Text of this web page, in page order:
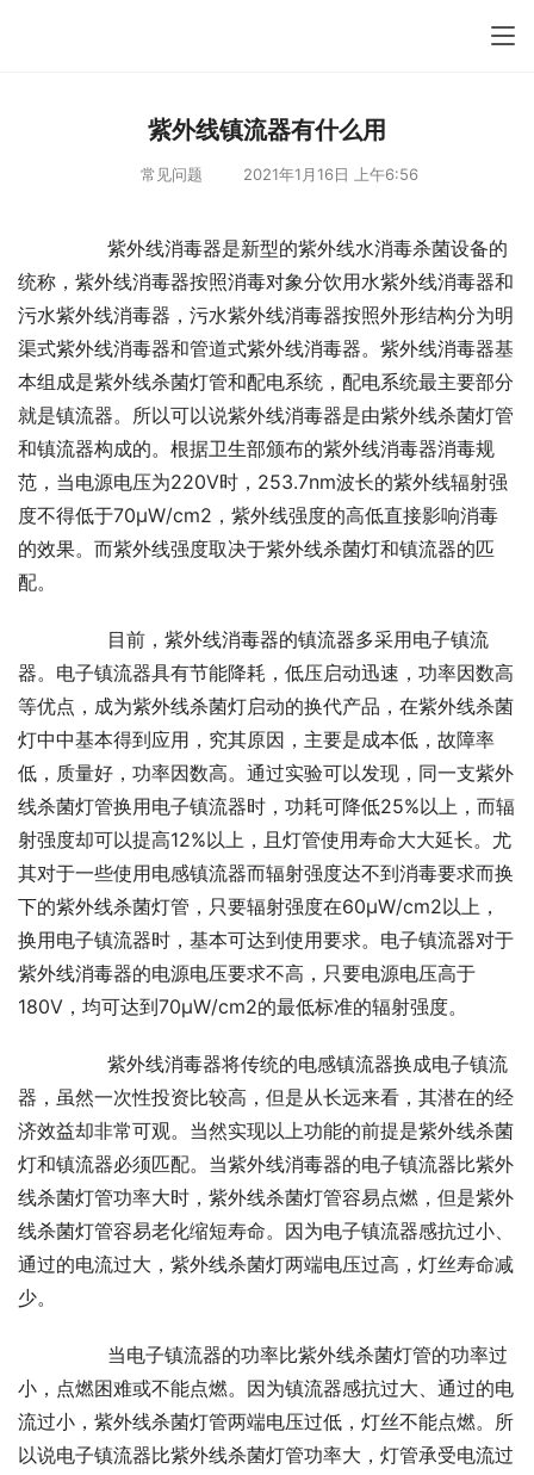
紫外线镇流器有什么用
常见问题 2021年1月16日 上午6:56
紫外线消毒器是新型的紫外线水消毒杀菌设备的
统称，紫外线消毒器按照消毒对象分饮用水紫外线消毒器和
污水紫外线消毒器，污水紫外线消毒器按照外形结构分为明
渠式紫外线消毒器和管道式紫外线消毒器。紫外线消毒器基
本组成是紫外线杀菌灯管和配电系统，配电系统最主要部分
就是镇流器。所以可以说紫外线消毒器是由紫外线杀菌灯管
和镇流器构成的。根据卫生部颁布的紫外线消毒器消毒规
范，当电源电压为220V时，253.7nm波长的紫外线辐射强
度不得低于70μW/cm2，紫外线强度的高低直接影响消毒
的效果。而紫外线强度取决于紫外线杀菌灯和镇流器的匹
配。
目前，紫外线消毒器的镇流器多采用电子镇流
器。电子镇流器具有节能降耗，低压启动迅速，功率因数高
等优点，成为紫外线杀菌灯启动的换代产品，在紫外线杀菌
灯中中基本得到应用，究其原因，主要是成本低，故障率
低，质量好，功率因数高。通过实验可以发现，同一支紫外
线杀菌灯管换用电子镇流器时，功耗可降低25%以上，而辐
射强度却可以提高12%以上，且灯管使用寿命大大延长。尤
其对于一些使用电感镇流器而辐射强度达不到消毒要求而换
下的紫外线杀菌灯管，只要辐射强度在60μW/cm2以上，
换用电子镇流器时，基本可达到使用要求。电子镇流器对于
紫外线消毒器的电源电压要求不高，只要电源电压高于
180V，均可达到70μW/cm2的最低标准的辐射强度。
紫外线消毒器将传统的电感镇流器换成电子镇流
器，虽然一次性投资比较高，但是从长远来看，其潜在的经
济效益却非常可观。当然实现以上功能的前提是紫外线杀菌
灯和镇流器必须匹配。当紫外线消毒器的电子镇流器比紫外
线杀菌灯管功率大时，紫外线杀菌灯管容易点燃，但是紫外
线杀菌灯管容易老化缩短寿命。因为电子镇流器感抗过小、
通过的电流过大，紫外线杀菌灯两端电压过高，灯丝寿命减
少。
当电子镇流器的功率比紫外线杀菌灯管的功率过
小，点燃困难或不能点燃。因为镇流器感抗过大、通过的电
流过小，紫外线杀菌灯管两端电压过低，灯丝不能点燃。所
以说电子镇流器比紫外线杀菌灯管功率大，灯管承受电流过